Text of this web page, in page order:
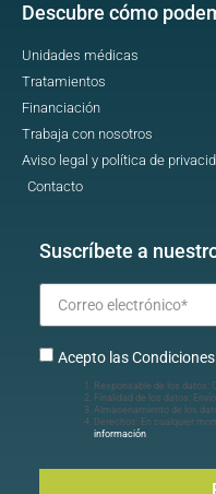
Descubre cómo
Unidades médicas
Tratamientos
Financiación
Trabaja con nosotros
Aviso legal y política de
Contacto
Suscríbete a
Acepto las Condiciones
Responsable de los datos:
Finalidad de los datos:
Almacenamiento de los
Derechos: En cualquier
información